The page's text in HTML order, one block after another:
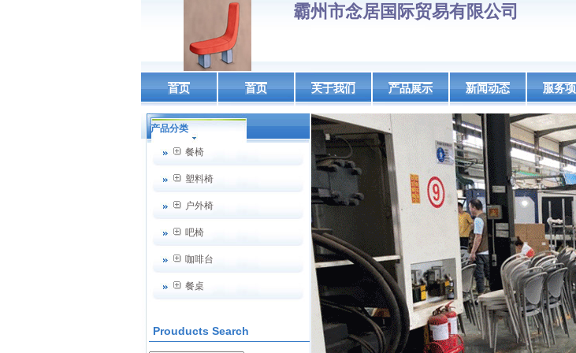
霸州市念居国际贸易有限公司
首页 首页 关于我们 产品展示 新闻动态 服务
产品分类
餐椅
塑料椅
户外椅
吧椅
咖啡台
餐桌
Prouducts Search